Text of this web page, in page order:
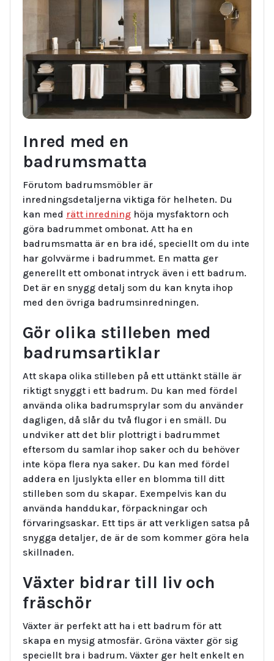
Inred med en
badrumsmatta
Förutom badrumsmöbler är
inredningsdetaljerna viktiga för helheten. Du
kan med rätt inredning höja mysfaktorn och
göra badrummet ombonat. Att ha en
badrumsmatta är en bra idé, speciellt om du inte
har golvvärme i badrummet. En matta ger
generellt ett ombonat intryck även i ett badrum.
Det är en snygg detalj som du kan knyta ihop
med den övriga badrumsinredningen.
Gör olika stilleben med
badrumsartiklar
Att skapa olika stilleben på ett uttänkt ställe är
riktigt snyggt i ett badrum. Du kan med fördel
använda olika badrumsprylar som du använder
dagligen, då slår du två flugor i en smäll. Du
undviker att det blir plottrigt i badrummet
eftersom du samlar ihop saker och du behöver
inte köpa flera nya saker. Du kan med fördel
addera en ljuslykta eller en blomma till ditt
stilleben som du skapar. Exempelvis kan du
använda handdukar, förpackningar och
förvaringsaskar. Ett tips är att verkligen satsa på
snygga detaljer, de är de som kommer göra hela
skillnaden.
Växter bidrar till liv och
fräschör
Växter är perfekt att ha i ett badrum för att
skapa en mysig atmosfär. Gröna växter gör sig
speciellt bra i badrum. Växter ger helt enkelt en